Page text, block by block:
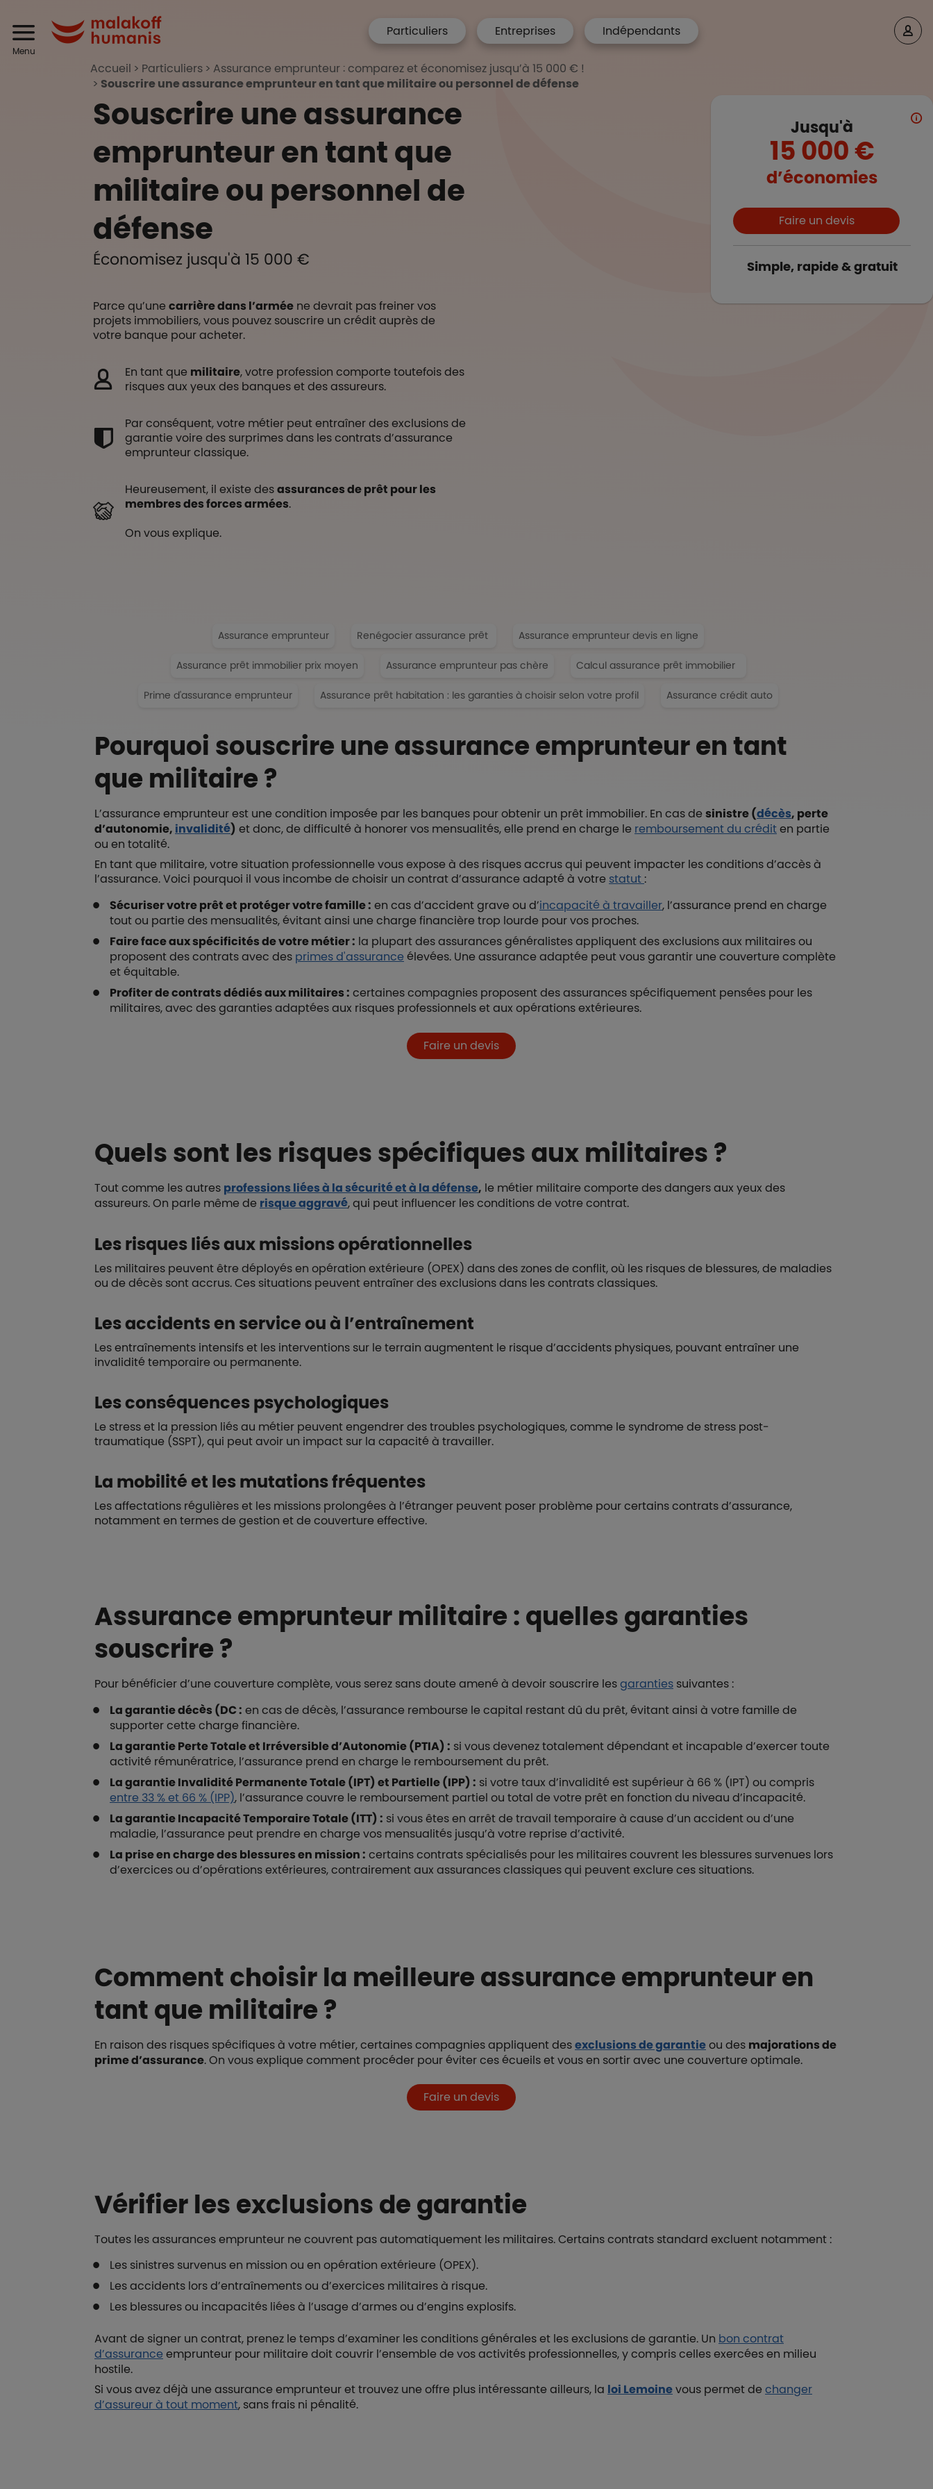
Header
Menu Malakoff Humanis Accueil
menu hp
Particuliers Entreprises Indépendants
Accueil Particuliers
Assurance emprunteur : comparez et économisez jusqu’à 15 000 € !
Souscrire une assurance emprunteur en tant que militaire ou personnel de défense
Souscrire une assurance
emprunteur en tant que
militaire ou personnel de
défense
Économisez jusqu'à 15 000 €
Parce qu’unecarrière dans l’armée ne devrait pas freiner vos
projets immobiliers, vous pouvez souscrire un crédit auprès de
votre banque pour acheter.
En tant que militaire, votre profession comporte toutefois des
risques aux yeux des banques et des assureurs.
Par conséquent, votre métier peut entraîner des exclusions de
garantie voire des surprimes dans les contrats d’assurance
emprunteur classique.
Heureusement, il existe desassurances de prêt pour les
membres des forces armées.
On vous explique.
Jusqu'à
15 000 €
d’économies
Boutons et liens
Faire un devis
Simple, rapide & gratuit
Assurance emprunteur Renégocier assurance prêt Assurance emprunteur devis en ligne
Assurance prêt immobilier prix moyen Assurance emprunteur pas chère Calcul assurance prêt immobilier
Prime d'assurance emprunteur Assurance prêt habitation : les garanties à choisir selon votre profil Assurance crédit auto
Pourquoi souscrire une assurance emprunteur en tant
que militaire ?
L’assurance emprunteur est une condition imposée par les banques pour obtenir un prêt immobilier. En cas desinistre (décès, perte
d’autonomie, invalidité) et donc, de difficulté à honorer vos mensualités, elle prend en charge le remboursement du créditen partie
ou en totalité.
En tant que militaire, votre situation professionnelle vous expose à des risques accrus qui peuvent impacter les conditions d’accès à
l’assurance. Voici pourquoi il vous incombe de choisir un contrat d’assurance adapté à votre statut :
Sécuriser votre prêt et protéger votre famille : en cas d’accident grave ou d’incapacité à travailler, l’assurance prend en charge
tout ou partie des mensualités, évitant ainsi une charge financière trop lourde pour vos proches.
Faire face aux spécificités de votre métier : la plupart des assurances généralistes appliquent des exclusions aux militaires ou
proposent des contrats avec des primes d'assuranceélevées. Une assurance adaptée peut vous garantir une couverture complète
et équitable.
Profiter de contrats dédiés aux militaires : certaines compagnies proposent des assurances spécifiquement pensées pour les
militaires, avec des garanties adaptées aux risques professionnels et aux opérations extérieures.
Faire un devis
Quels sont les risques spécifiques aux militaires ?
Tout comme les autres professions liées à la sécurité et à la défense, le métier militaire comporte des dangers aux yeux des
assureurs. On parle même de risque aggravé, qui peut influencer les conditions de votre contrat.
Les risques liés aux missions opérationnelles
Les militaires peuvent être déployés en opération extérieure (OPEX) dans des zones de conflit, où les risques de blessures, de maladies
ou de décès sont accrus. Ces situations peuvent entraîner des exclusions dans les contrats classiques.
Les accidents en service ou à l’entraînement
Les entraînements intensifs et les interventions sur le terrain augmentent le risque d’accidents physiques, pouvant entraîner une
invalidité temporaire ou permanente.
Les conséquences psychologiques
Le stress et la pression liés au métier peuvent engendrer des troubles psychologiques, comme le syndrome de stress post-
traumatique (SSPT), qui peut avoir un impact sur la capacité à travailler.
La mobilité et les mutations fréquentes
Les affectations régulières et les missions prolongées à l’étranger peuvent poser problème pour certains contrats d’assurance,
notamment en termes de gestion et de couverture effective.
Assurance emprunteur militaire : quelles garanties
souscrire ?
Pour bénéficier d’une couverture complète, vous serez sans doute amené à devoir souscrire lesgaranties suivantes :
La garantie décès (DC : en cas de décès, l’assurance rembourse le capital restant dû du prêt, évitant ainsi à votre famille de
supporter cette charge financière.
La garantie Perte Totale et Irréversible d’Autonomie (PTIA) : si vous devenez totalement dépendant et incapable d’exercer toute
activité rémunératrice, l’assurance prend en charge le remboursement du prêt.
La garantie Invalidité Permanente Totale (IPT) et Partielle (IPP) : si votre taux d’invalidité est supérieur à 66 % (IPT) ou compris
entre 33 % et 66 % (IPP), l’assurance couvre le remboursement partiel ou total de votre prêt en fonction du niveau d’incapacité.
La garantie Incapacité Temporaire Totale (ITT) : si vous êtes en arrêt de travail temporaire à cause d’un accident ou d’une
maladie, l’assurance peut prendre en charge vos mensualités jusqu’à votre reprise d’activité.
La prise en charge des blessures en mission : certains contrats spécialisés pour les militaires couvrent les blessures survenues lors
d’exercices ou d’opérations extérieures, contrairement aux assurances classiques qui peuvent exclure ces situations.
Comment choisir la meilleure assurance emprunteur en
tant que militaire ?
En raison des risques spécifiques à votre métier, certaines compagnies appliquent desexclusions de garantieou des majorations de
prime d’assurance. On vous explique comment procéder pour éviter ces écueils et vous en sortir avec une couverture optimale.
Faire un devis
Vérifier les exclusions de garantie
Toutes les assurances emprunteur ne couvrent pas automatiquement les militaires. Certains contrats standard excluent notamment :
Les sinistres survenus en mission ou en opération extérieure (OPEX).
Les accidents lors d’entraînements ou d’exercices militaires à risque.
Les blessures ou incapacités liées à l’usage d’armes ou d’engins explosifs.
Avant de signer un contrat, prenez le temps d’examiner les conditions générales et les exclusions de garantie. Un bon contrat
d’assuranceemprunteur pour militaire doit couvrir l’ensemble de vos activités professionnelles, y compris celles exercées en milieu
hostile.
Si vous avez déjà une assurance emprunteur et trouvez une offre plus intéressante ailleurs, la loi Lemoinevous permet dechanger
d’assureur à tout moment, sans frais ni pénalité.